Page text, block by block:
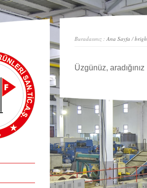
Buradasınız :Ana Sayfa /
Üzgünüz,